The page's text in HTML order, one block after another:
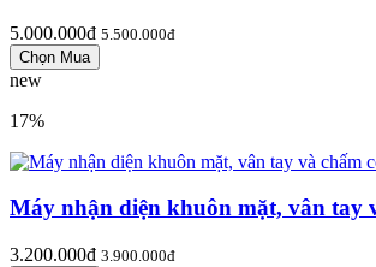
5.000.000đ 5.500.000đ
new
17%
Máy nhận diện khuôn mặt, vân tay
3.200.000đ 3.900.000đ